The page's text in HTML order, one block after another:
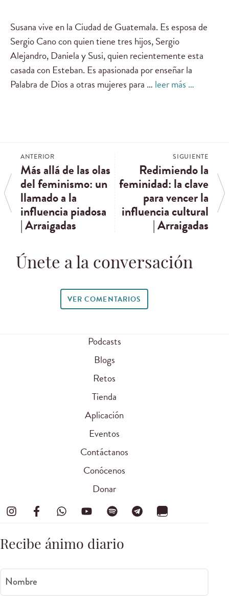
Susana vive en la Ciudad de Guatemala. Es esposa de
Sergio Cano con quien tiene tres hijos, Sergio
Alejandro, Daniela y Susi, quien recientemente esta
casada con Esteban. Es apasionada por enseñar la
Palabra de Dios a otras mujeres para … leer más …
ANTERIOR
Más allá de las olas
del feminismo: un
llamado a la
influencia piadosa
| Arraigadas
SIGUIENTE
Redimiendo la
feminidad: la clave
para vencer la
influencia cultural
| Arraigadas
Únete a la conversación
VER COMENTARIOS
Podcasts
Blogs
Retos
Tienda
Aplicación
Eventos
Contáctanos
Conócenos
Donar
Recibe ánimo diario
Nombre